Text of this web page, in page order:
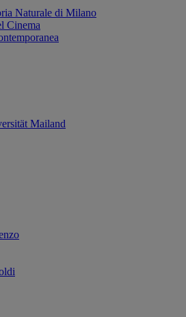
Naturale di Milano
Cinema
Mailand